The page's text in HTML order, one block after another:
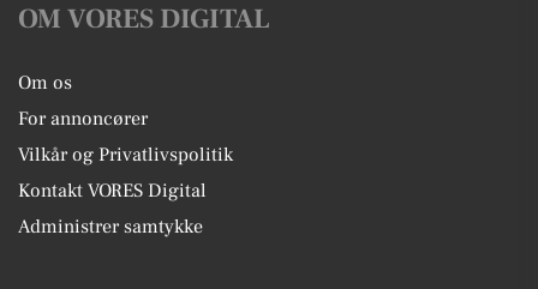
OM VORES DIGITAL
Om os
For annoncører
Vilkår og Privatlivspolitik
Kontakt VORES Digital
Administrer samtykke